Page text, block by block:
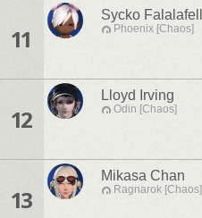
11
Sycko Falalafell
Phoenix [Chaos]
12
Lloyd Irving
Odin [Chaos]
13
Mikasa Chan
Ragnarok [Chaos]